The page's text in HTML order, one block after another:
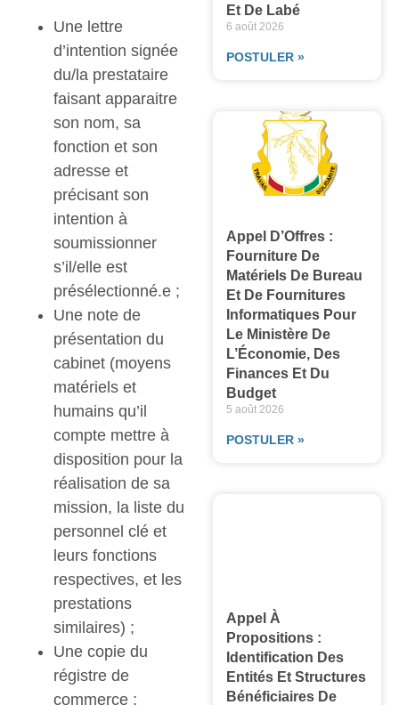
Une lettre
d’intention signée
du/la prestataire
faisant apparaitre
son nom, sa
fonction et son
adresse et
précisant son
intention à
soumissionner
s’il/elle est
présélectionné.e ;
Une note de
présentation du
cabinet (moyens
matériels et
humains qu’il
compte mettre à
disposition pour la
réalisation de sa
mission, la liste du
personnel clé et
leurs fonctions
respectives, et les
prestations
similaires) ;
Une copie du
régistre de
commerce ;
Et De Labé
6 août 2026
POSTULER »
Appel D’Offres :
Fourniture De
Matériels De Bureau
Et De Fournitures
Informatiques Pour
Le Ministère De
L’Économie, Des
Finances Et Du
Budget
5 août 2026
POSTULER »
Appel À
Propositions :
Identification Des
Entités Et Structures
Bénéficiaires De